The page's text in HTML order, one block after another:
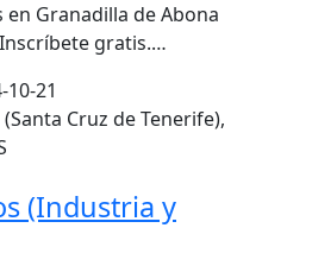
Granadilla de Abona
gratis.…
10-21
Cruz de Tenerife),
(Industria y